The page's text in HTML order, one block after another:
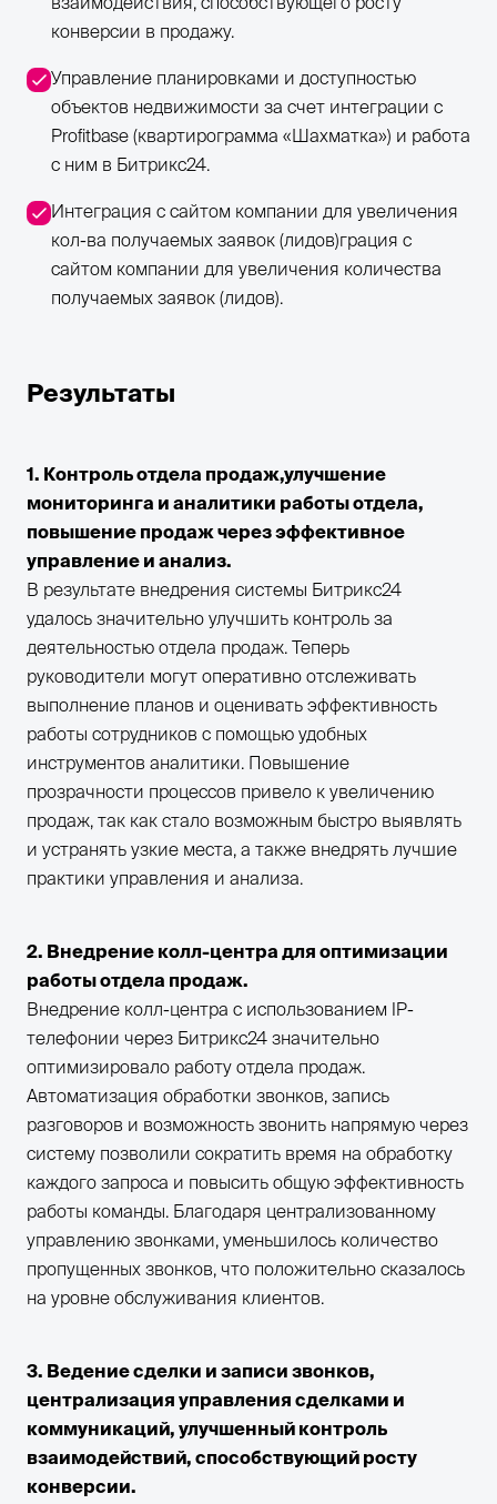
конверсии в продажу.
Управление планировками и доступностью
объектов недвижимости за счет интеграции с
Profitbase (квартирограмма «Шахматка») и работа
с ним в Битрикс24.
Интеграция с сайтом компании для увеличения
кол-ва получаемых заявок (лидов)грация с
сайтом компании для увеличения количества
получаемых заявок (лидов).
Результаты
1. Контроль отдела продаж,улучшение
мониторинга и аналитики работы отдела,
повышение продаж через эффективное
управление и анализ.
В результате внедрения системы Битрикс24
удалось значительно улучшить контроль за
деятельностью отдела продаж. Теперь
руководители могут оперативно отслеживать
выполнение планов и оценивать эффективность
работы сотрудников с помощью удобных
инструментов аналитики. Повышение
прозрачности процессов привело к увеличению
продаж, так как стало возможным быстро выявлять
и устранять узкие места, а также внедрять лучшие
практики управления и анализа.
2. Внедрение колл-центра для оптимизации
работы отдела продаж.
Внедрение колл-центра с использованием IP-
телефонии через Битрикс24 значительно
оптимизировало работу отдела продаж.
Автоматизация обработки звонков, запись
разговоров и возможность звонить напрямую через
систему позволили сократить время на обработку
каждого запроса и повысить общую эффективность
работы команды. Благодаря централизованному
управлению звонками, уменьшилось количество
пропущенных звонков, что положительно сказалось
на уровне обслуживания клиентов.
3. Ведение сделки и записи звонков,
централизация управления сделками и
коммуникаций, улучшенный контроль
взаимодействий, способствующий росту
конверсии.